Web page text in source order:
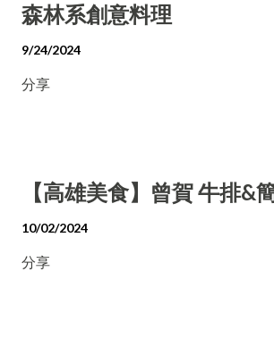
森林系創意料理
9/24/2024
分享
【高雄美食】曾賀 牛排&
10/02/2024
分享